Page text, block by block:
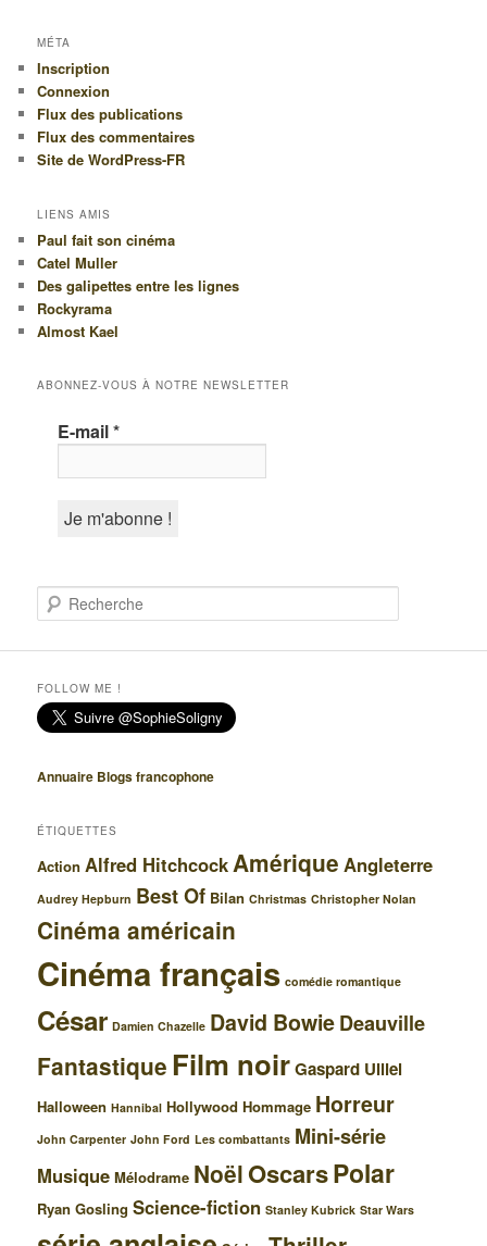
MÉTA
Inscription
Connexion
Flux des publications
Flux des commentaires
Site de WordPress-FR
LIENS AMIS
Paul fait son cinéma
Catel Muller
Des galipettes entre les lignes
Rockyrama
Almost Kael
ABONNEZ-VOUS À NOTRE NEWSLETTER
E-mail*
e
c
FOLLOW ME !
Annuaire Blogs francophone
ÉTIQUETTES
Action Alfred Hitchcock Amérique Angleterre
Audrey Hepburn Best Of Bilan Christmas Christopher Nolan
Cinéma américain
Cinéma français comédie romantique
César Damien Chazelle David BowieDeauville
Fantastique Film noirGaspard Ulliel
Halloween Hannibal Hollywood Hommage Horreur
John Carpenter John Ford Les combattants Mini-série
Musique Mélodrame Noël OscarsPolar
Ryan Gosling Science-fiction Stanley Kubrick Star Wars